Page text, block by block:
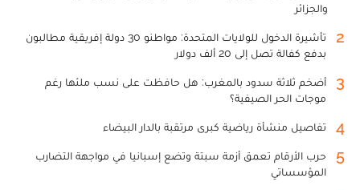
والجزائر
2
تأشيرة الدخول للولايات المتحدة: مواطنو 30 دولة إفريقية مطالبون
بدفع كفالة تصل إلى 20 ألف دولار
3
أضخم ثلاثة سدود بالمغرب: هل حافظت على نسب ملئها رغم
موجات الحر الصيفية؟
4 تفاصيل منشأة رياضية كبرى مرتقبة بالدار البيضاء
5
حرب الأرقام تعمق أزمة سبتة وتضع إسبانيا في مواجهة التضارب
المؤسساتي